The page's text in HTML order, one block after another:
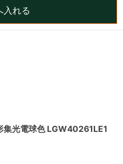
入れる
集光電球色 LGW40261LE1